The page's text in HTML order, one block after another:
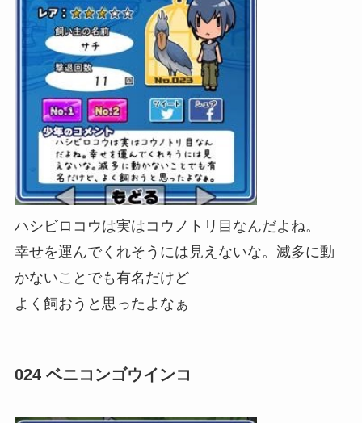
ハシビロコウは実はコウノトリ目なんだよね。
幸せを運んでくれそうには見えないな。滅多に動
かないことでも有名だけど
よく飼おうと思ったよなぁ
024 ベニコンゴウインコ